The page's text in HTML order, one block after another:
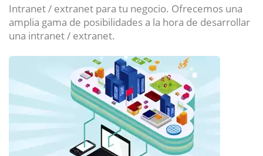
Intranet / extranet para tu negocio. Ofrecemos una
amplia gama de posibilidades a la hora de desarrollar
una intranet / extranet.